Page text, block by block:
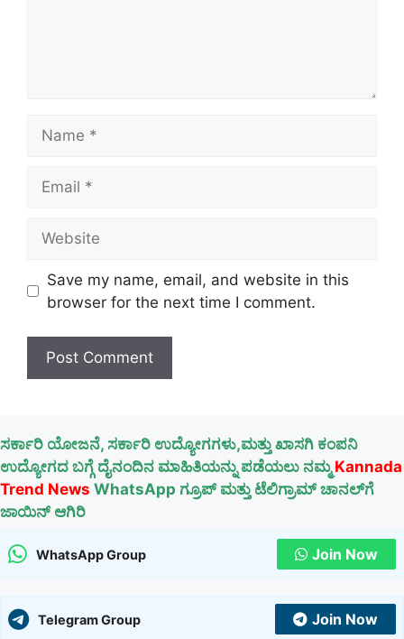
Save my name, email, and website in this
browser for the next time I comment.
ಸರ್ಕಾರಿ ಯೋಜನೆ, ಸರ್ಕಾರಿ ಉದ್ಯೋಗಗಳು,ಮತ್ತು ಖಾಸಗಿ ಕಂಪನಿ
ಉದ್ಯೋಗದ ಬಗ್ಗೆ ದೈನಂದಿನ ಮಾಹಿತಿಯನ್ನು ಪಡೆಯಲು ನಮ್ಮKannada
Trend News WhatsApp ಗ್ರೂಪ್ ಮತ್ತು ಟೆಲಿಗ್ರಾಮ್ ಚಾನಲ್‌ಗೆ
ಜಾಯಿನ್ ಆಗಿರಿ
WhatsApp Group Join Now
Telegram Group Join Now